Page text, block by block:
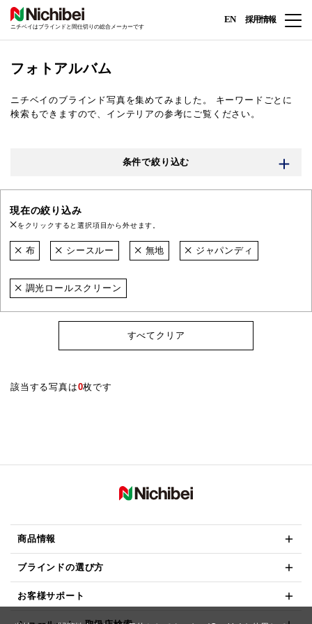
ニチベイはブラインドと間仕切りの総合メーカーです
EN 採用情報
フォトアルバム
ニチベイのブラインド写真を集めてみました。
キーワードごとに
検索もできますので、インテリアの参考にご覧ください。
条件で絞り込む
現在の絞り込み
をクリックすると選択項目から外せます。
布 シースルー 無地 ジャパンディ
調光ロールスクリーン
すべてクリア
該当する写真は0枚です
商品情報
ブラインドの選び方
お客様サポート